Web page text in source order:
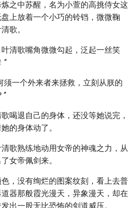
之中苏醒，名为小萱的高挑侍女这
上放着一个小巧的铃铛，微微鞠
歌。
清歌嘴角微微勾起，泛起一丝笑
”
须一个外来者来拯救，立刻从朕的
”
喝退自己的身体，还没等她说完，
的身体动了。
歌熟练地动用女帝的神魂之力，从
女帝佩剑来。
，没有绚烂的图案纹刻，看上去普
器那般霞光漫天，异象漫天，却在
出一股无比恐怖的剑道威压。